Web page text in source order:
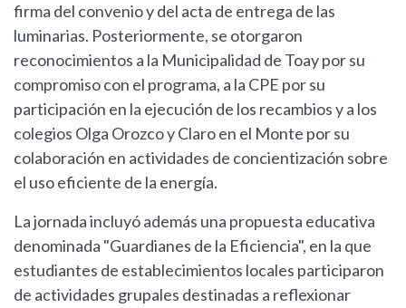
firma del convenio y del acta de entrega de las
luminarias. Posteriormente, se otorgaron
reconocimientos a la Municipalidad de Toay por su
compromiso con el programa, a la CPE por su
participación en la ejecución de los recambios y a los
colegios Olga Orozco y Claro en el Monte por su
colaboración en actividades de concientización sobre
el uso eficiente de la energía.
La jornada incluyó además una propuesta educativa
denominada "Guardianes de la Eficiencia", en la que
estudiantes de establecimientos locales participaron
de actividades grupales destinadas a reflexionar